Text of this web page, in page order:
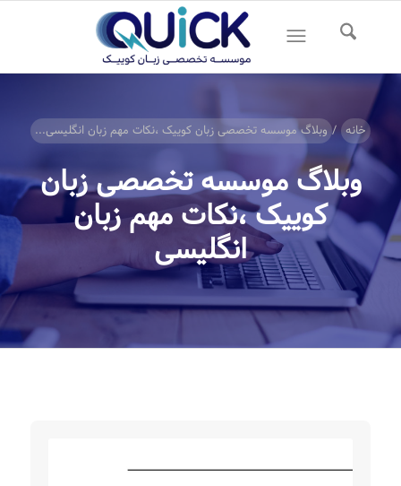
خانه / وبلاگ موسسه تخصصی زبان کوییک ،نکات مهم زبان انگلیسی...
وبلاگ موسسه تخصصی زبان
کوییک ،نکات مهم زبان
انگلیسی